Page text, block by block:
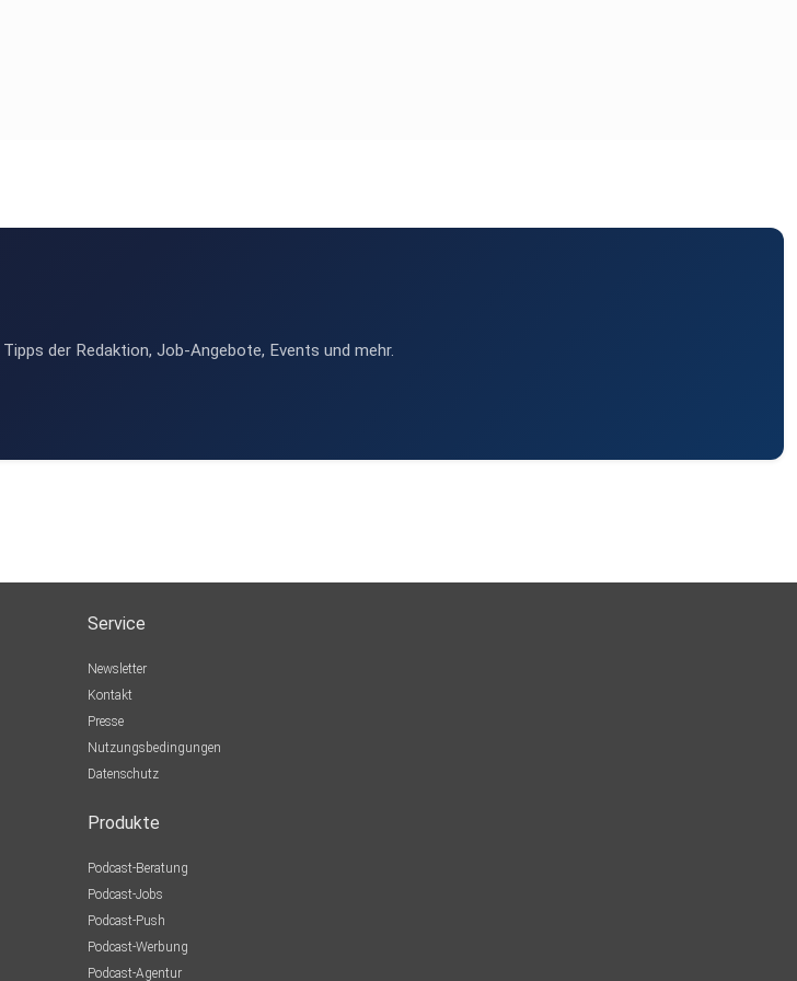
der Redaktion, Job-Angebote, Events und mehr.
Service
Newsletter
Kontakt
Presse
Nutzungsbedingungen
Datenschutz
Produkte
Podcast-Beratung
Podcast-Jobs
Podcast-Push
Podcast-Werbung
Podcast-Agentur